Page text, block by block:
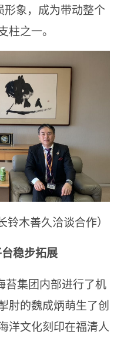
形象，成为带动整个
柱之一。
铃木善久洽谈合作）
稳步拓展
苔集团内部进行了机
肘的魏成炳萌生了创
洋文化刻印在福清人